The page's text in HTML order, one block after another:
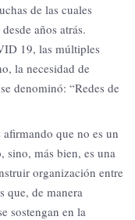
de las cuales
años atrás.
19, las múltiples
la necesidad de
denominó: “Redes de
afirmando que no es un
sino, más bien, es una
organización entre
que, de manera
sostengan en la